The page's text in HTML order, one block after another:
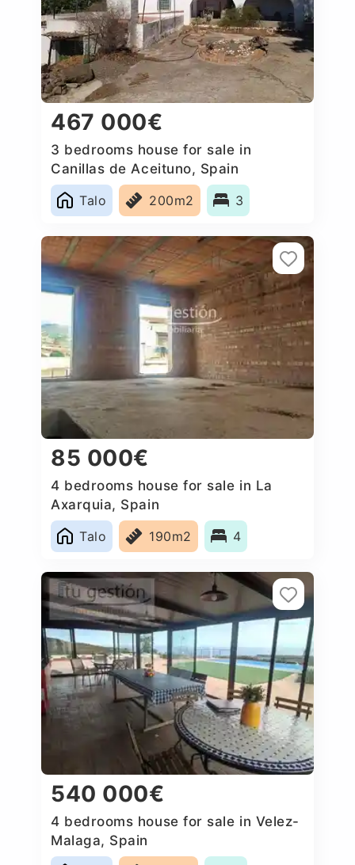
467 000€
3 bedrooms house for sale in
Canillas de Aceituno, Spain
Talo
200m2 3
85 000€
4 bedrooms house for sale in La
Axarquia, Spain
Talo
190m2 4
540 000€
4 bedrooms house for sale in Velez-
Malaga, Spain